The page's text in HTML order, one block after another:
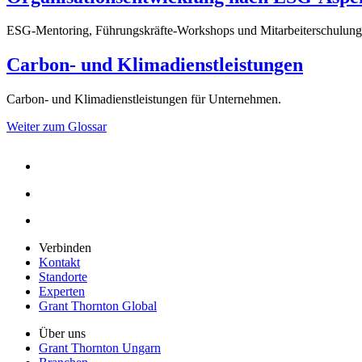
ESG-Mentoring, Führungskräfte-Workshops und
Carbon- und Klimadienstleistungen
Carbon- und Klimadienstleistungen für Unternehmen.
Weiter zum Glossar
Verbinden
Kontakt
Standorte
Experten
Grant Thornton Global
Über uns
Grant Thornton Ungarn